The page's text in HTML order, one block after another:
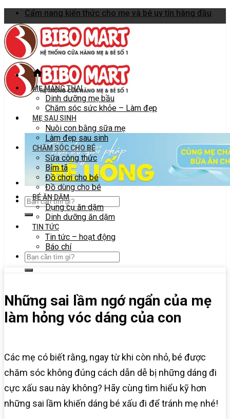
Skip
to
content
Cẩm nang kiến thức cho mẹ và bé uy tín hàng đầu
MẸ MANG THAI
Dinh dưỡng mẹ bầu
Chăm sóc sức khỏe – Làm đẹp
MẸ SAU SINH
Nuôi con bằng sữa mẹ
Làm đẹp sau sinh
CHĂM SÓC CHO BÉ
Sữa công thức
Bỉm tã
Đồ chơi cho bé
Đồ dùng cho bé
BÉ ĂN DẶM
Dụng cụ ăn dặm
Dinh dưỡng ăn dặm
TIN TỨC
Tin tức – hoạt động
Báo chí
Những sai lầm ngớ ngẩn của mẹ
làm hỏng vóc dáng của con
Các mẹ có biết rằng, ngay từ khi còn nhỏ, bé được
chăm sóc không đúng cách dẫn dễ bị những dáng đi
cực xấu sau này không? Hãy cùng tìm hiểu kỹ hơn
những sai lầm khiến dáng bé xấu đi để tránh mẹ nhé!